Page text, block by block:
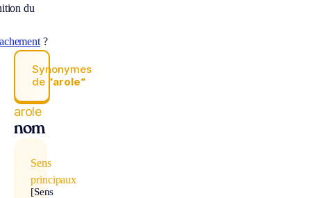
du
?
Synonymes
de “arole“
arole
nom
Sens
principaux
[Sens